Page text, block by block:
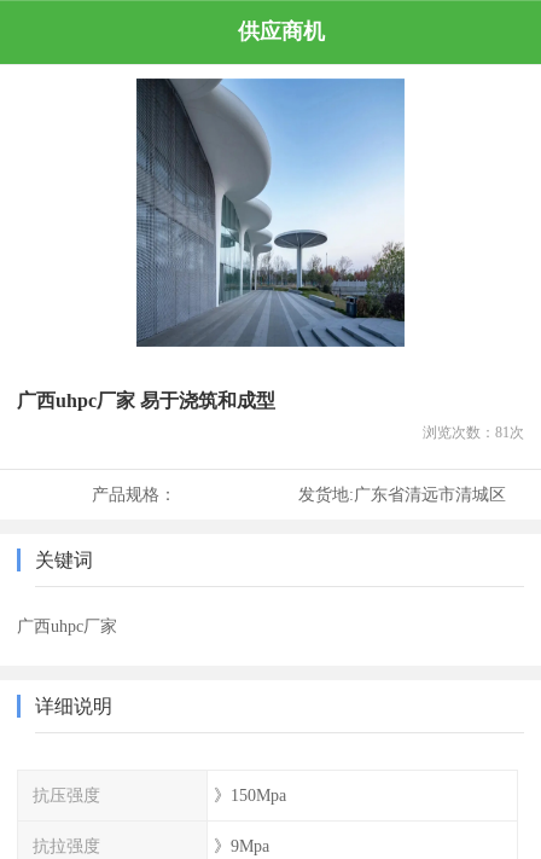
供应商机
广西uhpc厂家 易于浇筑和成型
浏览次数： 81 次
产品规格： 发货地:广东省清远市清城区
关键词
广西uhpc厂家
详细说明
抗压强度 》150Mpa
抗拉强度 》9Mpa